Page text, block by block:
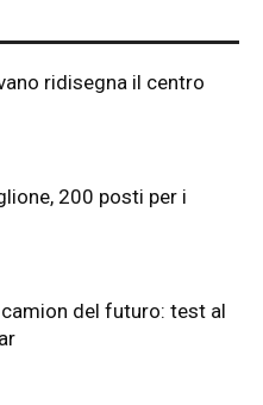
ridisegna il centro
200 posti per i
del futuro: test al